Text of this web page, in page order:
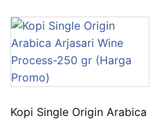
Kopi Single Origin Arabica